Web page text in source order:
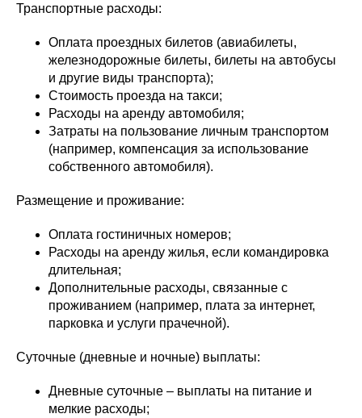
Транспортные расходы:
Оплата проездных билетов (авиабилеты,
железнодорожные билеты, билеты на автобусы
и другие виды транспорта);
Стоимость проезда на такси;
Расходы на аренду автомобиля;
Затраты на пользование личным транспортом
(например, компенсация за использование
собственного автомобиля).
Размещение и проживание:
Оплата гостиничных номеров;
Расходы на аренду жилья, если командировка
длительная;
Дополнительные расходы, связанные с
проживанием (например, плата за интернет,
парковка и услуги прачечной).
Суточные (дневные и ночные) выплаты:
Дневные суточные – выплаты на питание и
мелкие расходы;